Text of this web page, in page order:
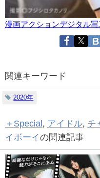
漫画アクションデジタル写
関連キーワード
2020年
＋Special , アイドル, チ
イボーイの関連記事